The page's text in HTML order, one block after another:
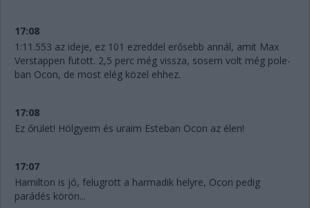
17:08
1:11.553 az ideje, ez 101 ezreddel erősebb annál, amit Max
Verstappen futott. 2,5 perc még vissza, sosem volt még pole-
ban Ocon, de most elég közel ehhez.
17:08
Ez őrület! Hölgyeim és uraim Esteban Ocon az élen!
17:07
Hamilton is jó, felugrott a harmadik helyre, Ocon pedig
parádés körön...